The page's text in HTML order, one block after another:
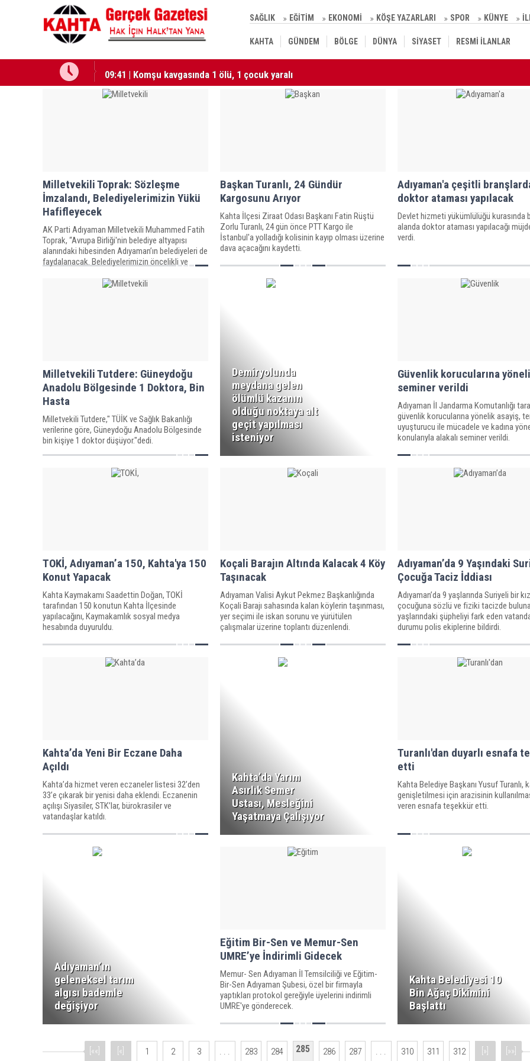
SAĞLIK EĞİTİM EKONOMİ KÖŞE YAZARLARI SPOR KÜNYE
KAHTA GÜNDEM BÖLGE DÜNYA SİYASET RESMİ İLANLAR
09:41 | Milletvekili Şan: “Millî Dayanışma Süreci Güçlü Türkiye'nin Temellerini Sağlamlaştıracak”
09:41 | Komşu kavgasında 1 ölü, 1 çocuk yaralı
Milletvekili Toprak: Sözleşme
İmzalandı, Belediyelerimizin Yükü
Hafifleyecek
AK Parti Adıyaman Milletvekili Muhammed Fatih
Toprak, “Avrupa Birliği'nin belediye altyapısı
alanındaki hibesinden Adıyaman’ın belediyeleri de
faydalanacak. Belediyelerimizin öncelikli ve
yükümlülükleri hafifleyecek.” dedi.
Başkan Turanlı, 24 Gündür
Kargosunu Arıyor
Kahta İlçesi Ziraat Odası Başkanı Fatin Rüştü
Zorlu Turanlı, 24 gün önce PTT Kargo ile
İstanbul'a yolladığı kolisinin kayıp olması üzerine
dava açacağını kaydetti.
Adıyaman'a çeşitli
doktor ataması yapılacak
Devlet hizmeti yükümlülüğü kurasında
alanda doktor ataması yapılacağı
verdi.
Milletvekili Tutdere: Güneydoğu
Anadolu Bölgesinde 1 Doktora, Bin
Hasta
Milletvekili Tutdere," TÜİK ve Sağlık Bakanlığı
verilerine göre, Güneydoğu Anadolu Bölgesinde
bin kişiye 1 doktor düşüyor."dedi.
Demiryolunda
meydana gelen
ölümlü kazanın
olduğu noktaya alt
geçit yapılması
isteniyor
Güvenlik korucularına
seminer verildi
Adıyaman İl Jandarma Komutanlığı
güvenlik korucularına yönelik asayiş,
uyuşturucu ile mücadele ve kadına
konularıyla alakalı seminer verildi.
TOKİ, Adıyaman’a 150, Kahta'ya 150
Konut Yapacak
Kahta Kaymakamı Saadettin Doğan, TOKİ
tarafından 150 konutun Kahta İlçesinde
yapılacağını, Kaymakamlık sosyal medya
hesabında duyuruldu.
Koçali Barajın Altında Kalacak 4 Köy
Taşınacak
Adıyaman Valisi Aykut Pekmez Başkanlığında
Koçali Barajı sahasında kalan köylerin taşınması,
yer seçimi ile iskan sorunu ve yürütülen
çalışmalar üzerine toplantı düzenlendi.
Adıyaman’da 9 Yaşındaki
Çocuğa Taciz İddiası
Adıyaman’da 9 yaşlarında Suriyeli bir kız
çocuğuna sözlü ve fiziki tacizde
yaşlarındaki şüpheliyi fark eden
durumu polis ekiplerine bildirdi.
Kahta’da Yeni Bir Eczane Daha
Açıldı
Kahta’da hizmet veren eczaneler listesi 32’den
33’e çıkarak bir yenisi daha eklendi. Eczanenin
açılışı Siyasiler, STK’lar, bürokrasiler ve
vatandaşlar katıldı.
Kahta’da Yarım
Asırlık Semer
Ustası, Mesleğini
Yaşatmaya Çalışıyor
Turanlı'dan duyarlı esnafa
etti
Kahta Belediye Başkanı Yusuf Turanlı,
genişletilmesi için arazisinin
veren esnafa teşekkür etti.
Adıyaman’ın
geleneksel tarım
algısı bademle
değişiyor
Eğitim Bir-Sen ve Memur-Sen
UMRE’ye İndirimli Gidecek
Memur- Sen Adıyaman İl Temsilciliği ve Eğitim-
Bir-Sen Adıyaman Şubesi, özel bir firmayla
yaptıkları protokol gereğiyle üyelerini indirimli
UMRE'ye gönderecek.
Kahta Belediyesi 10
Bin Ağaç Dikimini
Başlattı
[««] [«] 1 2 3 . . . 283 284 285 286 287 . . . 310 311 312 [»] [»»]
Türkiye'nin Temellerini
Adıyaman'da Siyasetin
kişi gözaltına alındı